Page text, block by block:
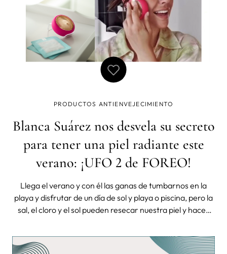
PRODUCTOS ANTIENVEJECIMIENTO
Blanca Suárez nos desvela su secreto
para tener una piel radiante este
verano: ¡UFO 2 de FOREO!
Llega el verano y con él las ganas de tumbarnos en la
playa y disfrutar de un día de sol y playa o piscina, pero la
sal, el cloro y el sol pueden resecar nuestra piel y hacer
veranos lo perdamos con más facilidad que lo que nos ha